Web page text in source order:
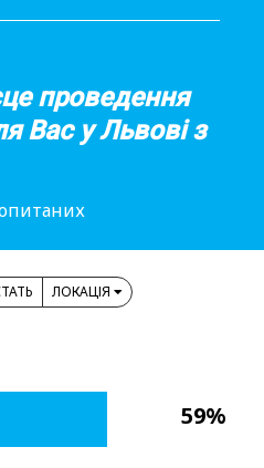
проведення
Вас у Львові з
опитаних
ЛОКАЦІЯ
59%